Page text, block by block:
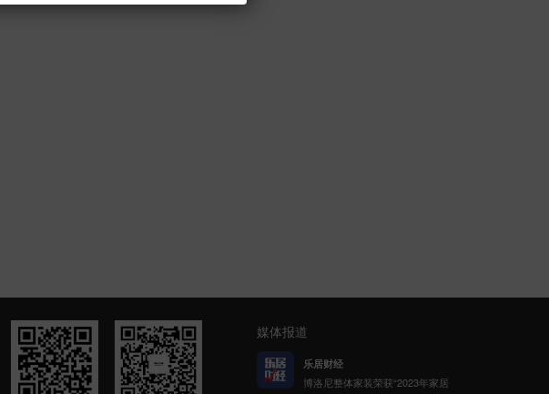
媒体报道
网易家居
博洛尼携手网易公益发起「健康